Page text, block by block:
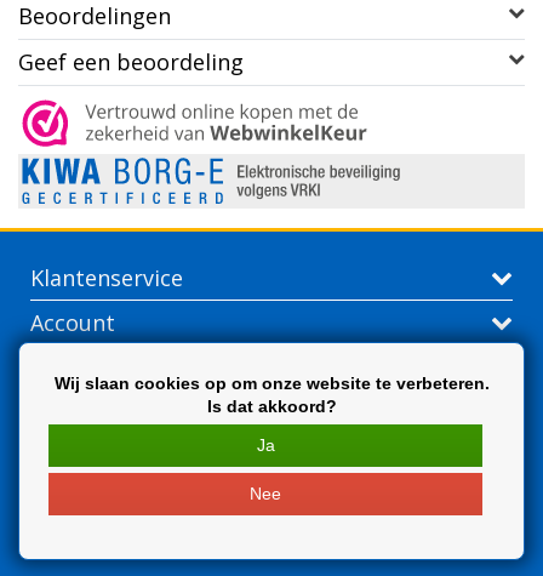
Beoordelingen
Geef een beoordeling
Klantenservice
Account
Wij slaan cookies op om onze website te verbeteren.
Is dat akkoord?
Ja
Nee